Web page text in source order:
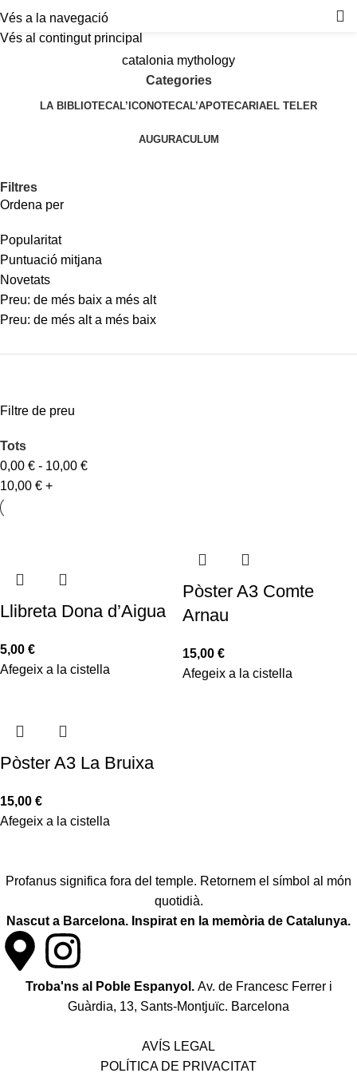
Vés a la navegació
Vés al contingut principal
catalonia mythology
Categories
LA BIBLIOTECAL’ICONOTECAL’APOTECARIAEL TELER
AUGURACULUM
Filtres
Ordena per
Popularitat
Puntuació mitjana
Novetats
Preu: de més baix a més alt
Preu: de més alt a més baix
Filtre de preu
Tots
0,00 € - 10,00 €
10,00 € +
Llibreta Dona d’Aigua
5,00 €
Afegeix a la cistella
Pòster A3 Comte
Arnau
15,00 €
Afegeix a la cistella
Pòster A3 La Bruixa
15,00 €
Afegeix a la cistella
Profanus significa fora del temple. Retornem el símbol al món
quotidià.
Nascut a Barcelona. Inspirat en la memòria de Catalunya.
Troba'ns al Poble Espanyol. Av. de Francesc Ferrer i
Guàrdia, 13, Sants-Montjuïc. Barcelona
AVÍS LEGAL
POLÍTICA DE PRIVACITAT